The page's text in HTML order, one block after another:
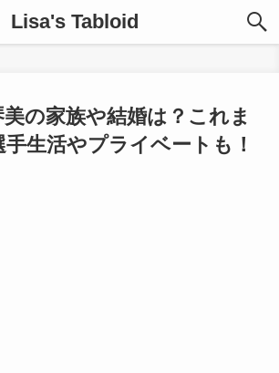
Lisa's Tabloid
の家族や結婚は？これま
手生活やプライベートも！